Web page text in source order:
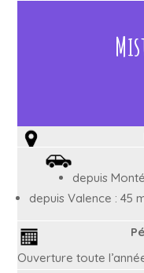
depuis
depuis Valence : 45
Ouverture toute